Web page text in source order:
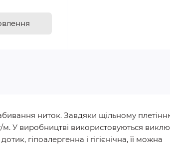
ниток. Завдяки щільному
м. У виробництві використовуються
гіпоалергенна і гігієнічна, її можна